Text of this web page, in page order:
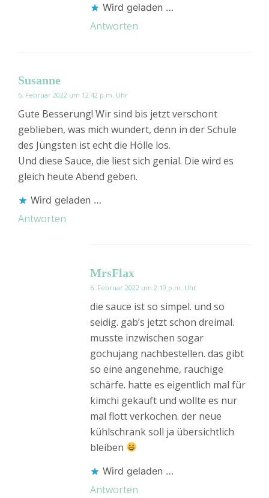
Wird geladen …
Antworten
Susanne
6. Februar 2022 um 12:42 p.m. Uhr
Gute Besserung! Wir sind bis jetzt verschont
geblieben, was mich wundert, denn in der Schule
des Jüngsten ist echt die Hölle los.
Und diese Sauce, die liest sich genial. Die wird es
gleich heute Abend geben.
Wird geladen …
Antworten
MrsFlax
6. Februar 2022 um 2:10 p.m. Uhr
die sauce ist so simpel. und so
seidig. gab’s jetzt schon dreimal.
musste inzwischen sogar
gochujang nachbestellen. das gibt
so eine angenehme, rauchige
schärfe. hatte es eigentlich mal für
kimchi gekauft und wollte es nur
mal flott verkochen. der neue
kühlschrank soll ja übersichtlich
bleiben
Wird geladen …
Antworten